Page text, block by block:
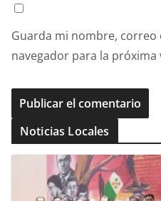
Guarda mi nombre, correo
navegador para la próxima
Noticias Locales